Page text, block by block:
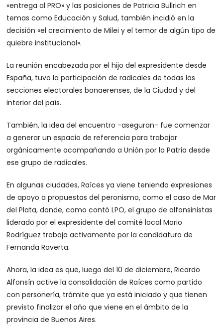
«entrega al PRO» y las posiciones de Patricia Bullrich en
temas como Educación y Salud, también incidió en la
decisión «el crecimiento de Milei y el temor de algún tipo de
quiebre institucional».
La reunión encabezada por el hijo del expresidente desde
España, tuvo la participación de radicales de todas las
secciones electorales bonaerenses, de la Ciudad y del
interior del país.
También, la idea del encuentro -aseguran- fue comenzar
a generar un espacio de referencia para trabajar
orgánicamente acompañando a Unión por la Patria desde
ese grupo de radicales.
En algunas ciudades, Raíces ya viene teniendo expresiones
de apoyo a propuestas del peronismo, como el caso de Mar
del Plata, donde, como contó LPO, el grupo de alfonsinistas
liderado por el expresidente del comité local Mario
Rodríguez trabaja activamente por la candidatura de
Fernanda Raverta.
Ahora, la idea es que, luego del 10 de diciembre, Ricardo
Alfonsín active la consolidación de Raíces como partido
con personería, trámite que ya está iniciado y que tienen
previsto finalizar el año que viene en el ámbito de la
provincia de Buenos Aires.